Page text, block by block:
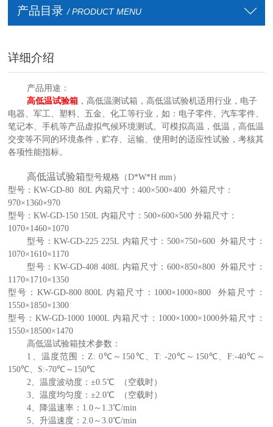
产品目录 / PRODUCT MENU
详细介绍
产品用途：
高低温试验箱 ，高低温测试箱，高低温试验机适用行业，电子
电器、军工、塑料、五金、化工等行业，如：电子零件、汽车零件、
笔记本、手机等产品虚拟气候环境测试。可模拟高温，低温，高低温
交变等不同的环境条件，贮存、运输、使用时的适应性试验，考核其
各项性能指标。
高低温试验箱型号规格（D*W*H mm）
型号：KW-GD-80 80L 内箱尺寸：400×500×400 外箱尺寸：
970×1360×970
型号：KW-GD-150 150L 内箱尺寸：500×600×500 外箱尺寸：
1070×1460×1070
型号：KW-GD-225 225L 内箱尺寸：500×750×600 外箱尺寸：
1070×1610×1170
型号：KW-GD-408 408L 内箱尺寸：600×850×800 外箱尺寸：
1170×1710×1350
型号：KW-GD-800 800L 内箱尺寸：1000×1000×800 外箱尺寸：
1550×1850×1300
型号：KW-GD-1000 1000L 内箱尺寸：1000×1000×1000外箱尺寸：
1550×18500×1470
高低温试验箱技术参数：
1、温度范围：Z: 0℃～150℃、T: -20℃～150℃、F:-40℃～
150℃、S:-70℃～150℃
2、温度波动度：±0.5℃
（空载时）
3、温度均匀度：±2.0℃ （空载时）
4、降温速率：1.0～1.3℃/min
5、升温速度：2.0～3.0℃/min